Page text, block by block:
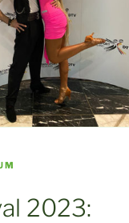
2023: